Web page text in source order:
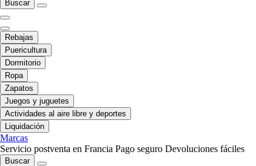
Buscar
Rebajas
Puericultura
Dormitorio
Ropa
Zapatos
Juegos y juguetes
Actividades al aire libre y deportes
Liquidación
Marcas
Servicio postventa en Francia Pago seguro Devoluciones fáciles
Buscar